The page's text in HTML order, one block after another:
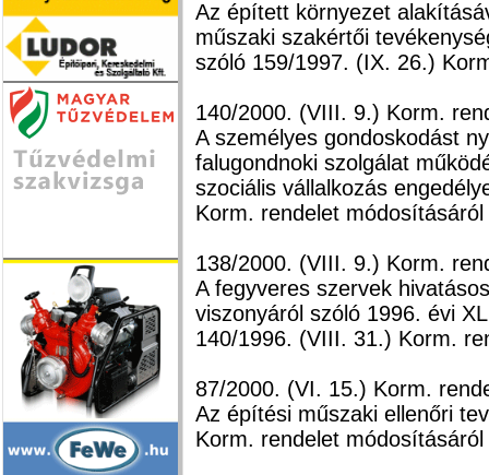
Az épített környezet
műszaki szakértői
szóló 159/1997. (IX. 26.)
140/2000. (VIII. 9.) Korm.
A személyes gondoskodást
falugondnoki szolgálat
szociális vállalkozás
Korm. rendelet módosításáról
138/2000. (VIII. 9.) Korm.
A fegyveres szervek
viszonyáról szóló 1996. évi
140/1996. (VIII. 31.) Korm.
87/2000. (VI. 15.) Korm.
Az építési műszaki ellenőri
Korm. rendelet módosításáról